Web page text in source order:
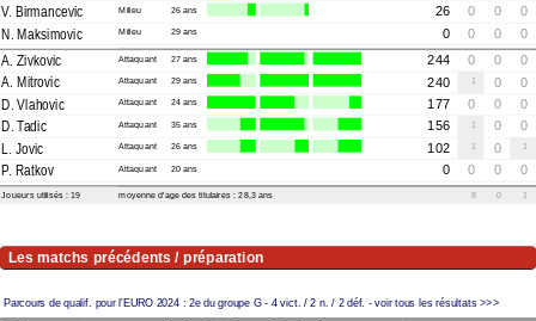
V. Birmancevic Milieu 26 ans 26 0 0 0
N. Maksimovic Milieu 29 ans 0 0 0 0
A. Zivkovic Attaquant 27 ans 244 0 0 0
A. Mitrovic Attaquant 29 ans 240 1 0 0
D. Vlahovic Attaquant 24 ans 177 0 0 0
D. Tadic Attaquant 35 ans 156 1 0 0
L. Jovic Attaquant 26 ans 102 1 0 1
P. Ratkov Attaquant 20 ans 0 0 0 0
Joueurs utilisés : 19 moyenne d'age des titulaires : 28,3 ans 8 0 1
Les matchs précédents / préparation
Parcours de qualif. pour l'EURO 2024 : 2e du groupe G- 4 vict. / 2 n. / 2 déf. - voir tous les résultats >>>